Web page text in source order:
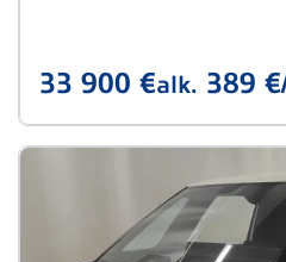
33 900 €alk. 389